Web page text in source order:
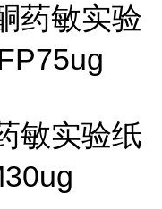
药敏实验
敏实验纸